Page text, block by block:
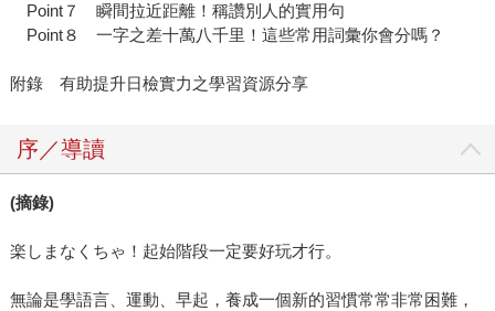
Point７ 瞬間拉近距離！稱讚別人的實用句
Point８ 一字之差十萬八千里！這些常用詞彙你會分嗎？
附錄 有助提升日檢實力之學習資源分享
序／導讀
(摘錄)
楽しまなくちゃ！起始階段一定要好玩才行。
無論是學語言、運動、早起，養成一個新的習慣常常非常困難，